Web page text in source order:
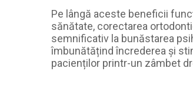
Pe lângă aceste beneficii
sănătate, corectarea
semnificativ la bunăstarea
îmbunătățind încrederea și
pacienților printr-un zâmbet